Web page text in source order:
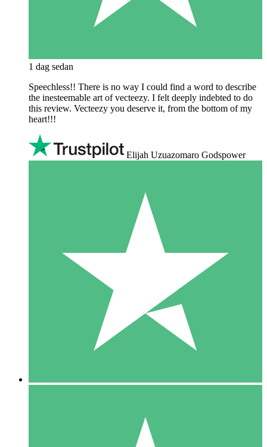
1 dag sedan
Speechless!! There is no way I could find a word to describe
the inesteemable art of vecteezy. I felt deeply indebted to do
this review. Vecteezy you deserve it, from the bottom of my
heart!!!
Elijah Uzuazomaro Godspower